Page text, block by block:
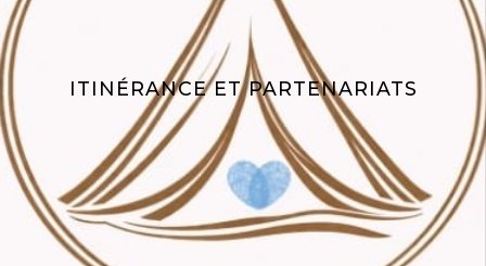
ITINÉRANCE ET PARTENARIATS